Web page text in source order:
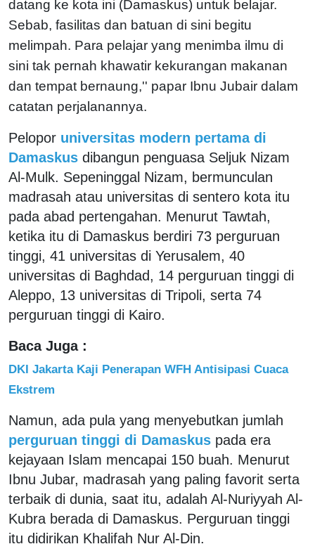
datang ke kota ini (Damaskus) untuk belajar.
Sebab, fasilitas dan batuan di sini begitu
melimpah. Para pelajar yang menimba ilmu di
sini tak pernah khawatir kekurangan makanan
dan tempat bernaung,'' papar Ibnu Jubair dalam
catatan perjalanannya.
Pelopor universitas modern pertama di
Damaskus dibangun penguasa Seljuk Nizam
Al-Mulk. Sepeninggal Nizam, bermunculan
madrasah atau universitas di sentero kota itu
pada abad pertengahan. Menurut Tawtah,
ketika itu di Damaskus berdiri 73 perguruan
tinggi, 41 universitas di Yerusalem, 40
universitas di Baghdad, 14 perguruan tinggi di
Aleppo, 13 universitas di Tripoli, serta 74
perguruan tinggi di Kairo.
Baca Juga :
DKI Jakarta Kaji Penerapan WFH Antisipasi Cuaca
Ekstrem
Namun, ada pula yang menyebutkan jumlah
perguruan tinggi di Damaskus pada era
kejayaan Islam mencapai 150 buah. Menurut
Ibnu Jubar, madrasah yang paling favorit serta
terbaik di dunia, saat itu, adalah Al-Nuriyyah Al-
Kubra berada di Damaskus. Perguruan tinggi
itu didirikan Khalifah Nur Al-Din.